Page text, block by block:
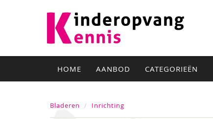
HOME AANBOD CATEGORIEËN
Bladeren Inrichting